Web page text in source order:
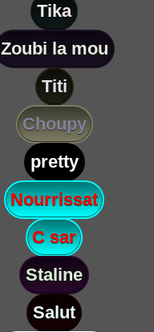
Tika
Zoubi la mou
Titi
Choupy
pretty
Nourrissat
C sar
Staline
Salut